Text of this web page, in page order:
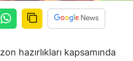
hazırlıkları kapsamında